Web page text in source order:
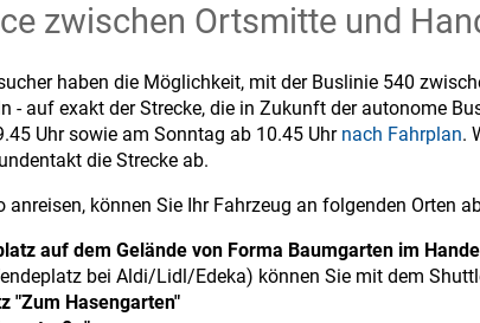
zwischen Ortsmitte und
haben die Möglichkeit, mit der Buslinie 540
- auf exakt der Strecke, die in Zukunft der autonome
Uhr sowie am Sonntag ab 10.45 Uhr nach Fahrplan.
die Strecke ab.
anreisen, können Sie Ihr Fahrzeug an folgenden Orten
auf dem Gelände von Forma Baumgarten im
bei Aldi/Lidl/Edeka) können Sie mit dem
"Zum Hasengarten"